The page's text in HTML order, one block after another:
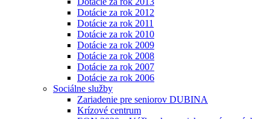
Dotácie za rok 2012
Dotácie za rok 2011
Dotácie za rok 2010
Dotácie za rok 2009
Dotácie za rok 2008
Dotácie za rok 2007
Dotácie za rok 2006
Sociálne služby
Zariadenie pre seniorov DUBINA
Krízové centrum